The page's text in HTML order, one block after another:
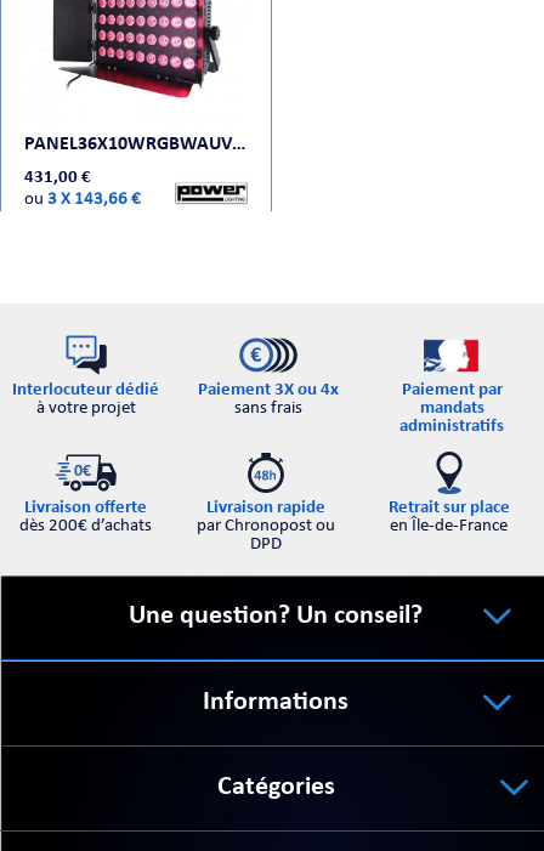
PANEL36X10WRGBWAUV POWER LIGHTING
431,00 €
ou 3 X 143,66 €
Interlocuteur dédié
à votre projet
Paiement 3X ou 4x
sans frais
Paiement par
mandats
administratifs
Livraison offerte
dès 200€ d’achats
Livraison rapide
par Chronopost ou
DPD
Retrait sur place
en Île-de-France
Une question? Un conseil?
Informations
Catégories